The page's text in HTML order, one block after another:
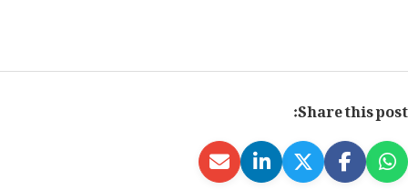
Share this post: